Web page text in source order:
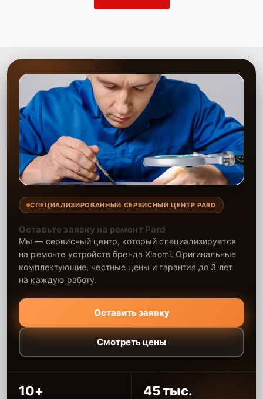
СПЕЦИАЛИЗИРОВАННЫЙ СЕРВИСНЫЙ ЦЕНТР PARD
Оставьте заявку на ремонт Pard
Мы — сервисный центр, который специализируется
на ремонте устройств бренда Xiaomi. Оригинальные
комплектующие, честные цены и гарантия до 3 лет
на каждую работу.
Оставить заявку
Смотреть цены
10+ 45 тыс.